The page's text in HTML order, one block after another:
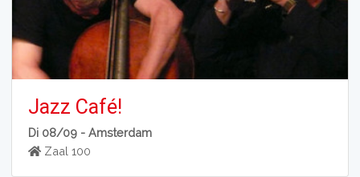
Jazz Café!
Di 08/09 -Amsterdam
Zaal 100